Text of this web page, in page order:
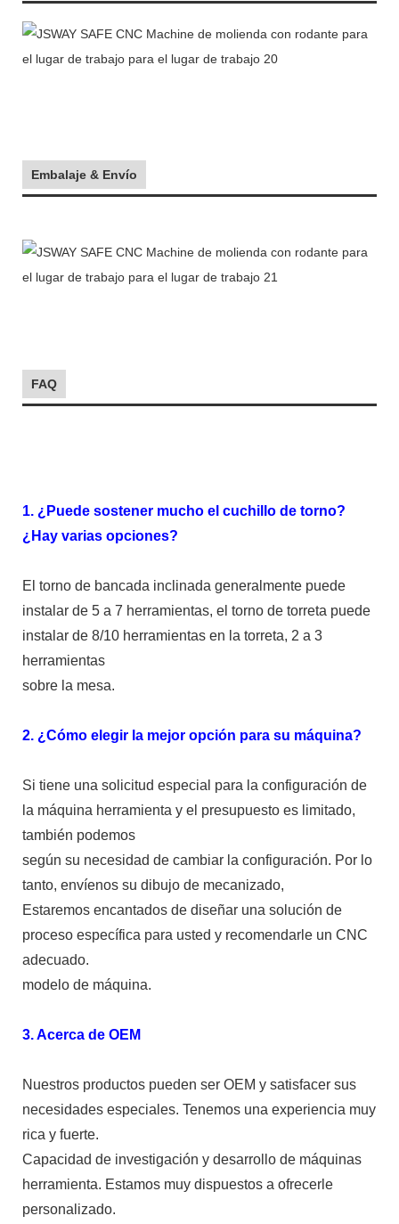
Embalaje & Envío
FAQ
1. ¿Puede sostener mucho el cuchillo de torno?
¿Hay varias opciones?
El torno de bancada inclinada generalmente puede
instalar de 5 a 7 herramientas, el torno de torreta puede
instalar de 8/10 herramientas en la torreta, 2 a 3
herramientas
sobre la mesa.
2. ¿Cómo elegir la mejor opción para su máquina?
Si tiene una solicitud especial para la configuración de
la máquina herramienta y el presupuesto es limitado,
también podemos
según su necesidad de cambiar la configuración. Por lo
tanto, envíenos su dibujo de mecanizado,
Estaremos encantados de diseñar una solución de
proceso específica para usted y recomendarle un CNC
adecuado.
modelo de máquina.
3. Acerca de OEM
Nuestros productos pueden ser OEM y satisfacer sus
necesidades especiales. Tenemos una experiencia muy
rica y fuerte.
Capacidad de investigación y desarrollo de máquinas
herramienta. Estamos muy dispuestos a ofrecerle
personalizado.